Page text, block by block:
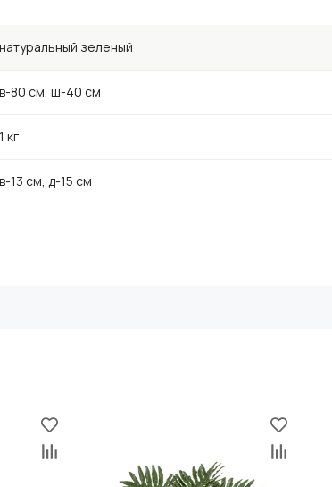
натуральный зеленый
в-80 см, ш-40 см
1 кг
в-13 см, д-15 см